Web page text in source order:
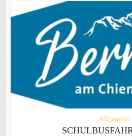
Allgemein